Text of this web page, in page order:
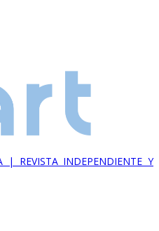
| REVISTA INDEPENDIENTE Y